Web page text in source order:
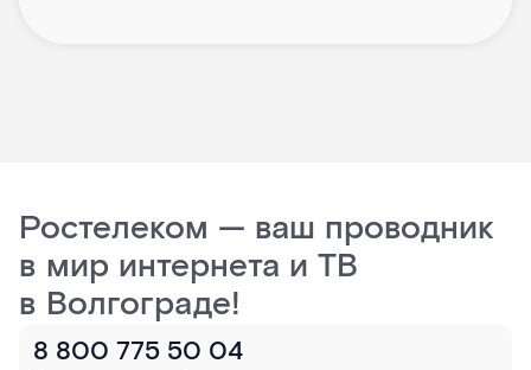
Ростелеком — ваш проводник
в мир интернета и ТВ
в Волгограде!
8 800 775 50 04